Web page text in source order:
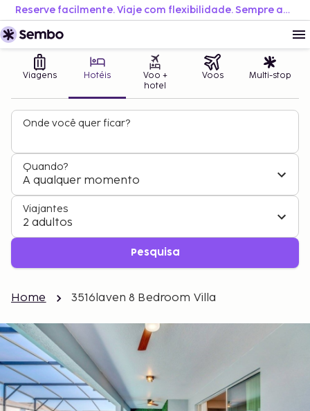
Reserve facilmente. Viaje com flexibilidade. Sempre ao melhor preço.
Viagens Hotéis
Voo +
hotel
Voos Multi-stop
Onde você quer ficar?
Quando?
A qualquer momento
Viajantes
2 adultos
Pesquisa
Home 3516laven 8 Bedroom Villa